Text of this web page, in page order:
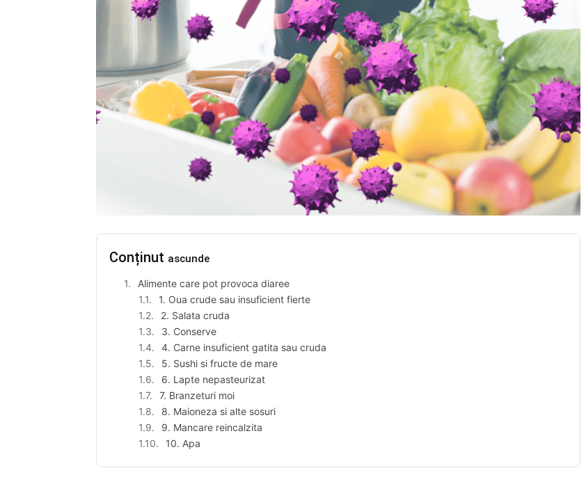
Conținut ascunde
Alimente care pot provoca diaree
1. Oua crude sau insuficient fierte
2. Salata cruda
3. Conserve
4. Carne insuficient gatita sau cruda
5. Sushi si fructe de mare
6. Lapte nepasteurizat
7. Branzeturi moi
8. Maioneza si alte sosuri
9. Mancare reincalzita
10. Apa